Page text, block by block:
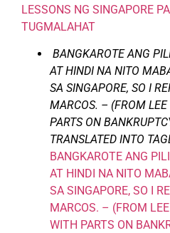
LESSONS NG SINGAPORE
TUGMALAHAT
BANGKAROTE ANG
AT HINDI NA NITO
SA SINGAPORE, SO I
MARCOS. – (FROM LEE
PARTS ON
TRANSLATED INTO
BANGKAROTE ANG
AT HINDI NA NITO
SA SINGAPORE, SO I
MARCOS. – (FROM
WITH PARTS ON